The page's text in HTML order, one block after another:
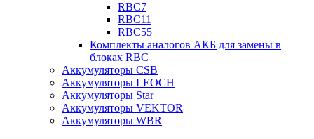
RBC7
RBC11
RBC55
Комплекты аналогов АКБ для замены в
блоках RBC
Аккумуляторы CSB
Аккумуляторы LEOCH
Аккумуляторы Star
Аккумуляторы VEKTOR
Аккумуляторы WBR